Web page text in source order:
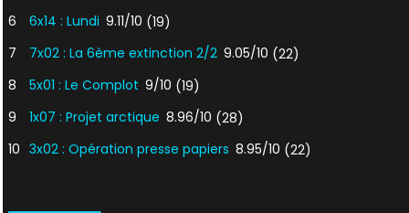
6
6x14 : Lundi 9.11/10 (19)
7
7x02 : La 6ème extinction 2/2 9.05/10 (22)
8
5x01 : Le Complot 9/10 (19)
9
1x07 : Projet arctique 8.96/10 (28)
10 3x02 : Opération presse papiers 8.95/10 (22)